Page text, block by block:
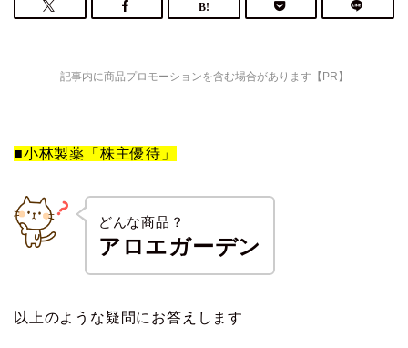
記事内に商品プロモーションを含む場合があります【PR】
■小林製薬「株主優待」
どんな商品？
アロエガーデン
以上のような疑問にお答えします